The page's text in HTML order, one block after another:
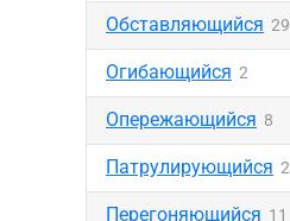
Обставляющийся 29
Огибающийся 2
Опережающийся 8
Патрулирующийся 2
Перегоняющийся 11